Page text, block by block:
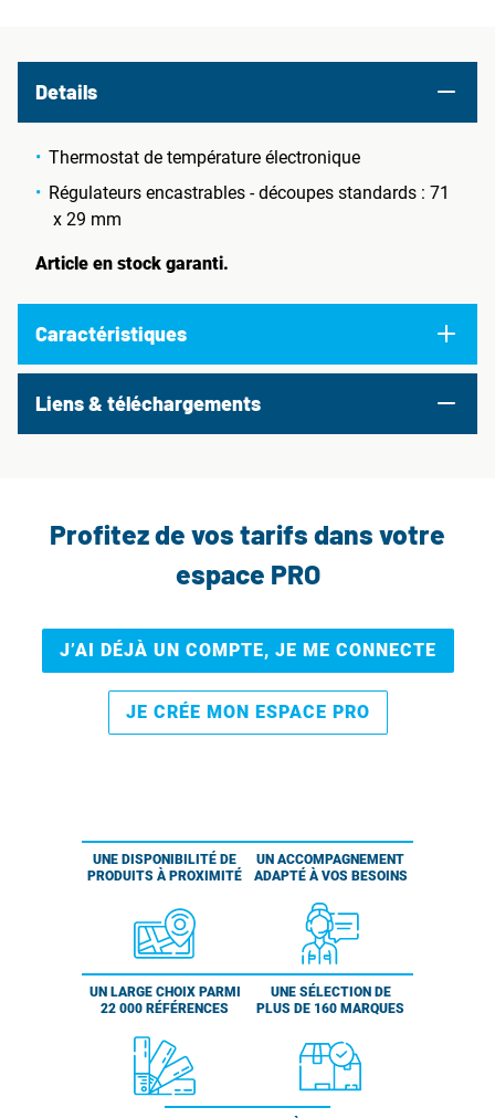
Details
Thermostat de température électronique
Régulateurs encastrables - découpes standards : 71
x 29 mm
Article en stock garanti.
Caractéristiques
Liens & téléchargements
Profitez de vos tarifs dans votre
espace PRO
J’AI DÉJÀ UN COMPTE, JE ME CONNECTE
JE CRÉE MON ESPACE PRO
UNE DISPONIBILITÉ DE
PRODUITS À PROXIMITÉ
UN ACCOMPAGNEMENT
ADAPTÉ À VOS BESOINS
UN LARGE CHOIX PARMI
22 000 RÉFÉRENCES
UNE SÉLECTION DE
PLUS DE 160 MARQUES